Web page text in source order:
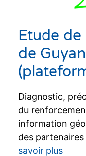
Etude
de
Diagnostic,
du
information
des
savoir plus